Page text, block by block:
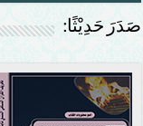
صَدَرَ حَدِيْثًا: